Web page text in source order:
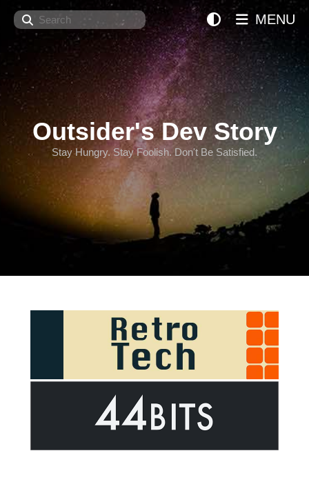
Search
Outsider's Dev Story
Stay Hungry. Stay Foolish. Don't Be Satisfied.
MENU